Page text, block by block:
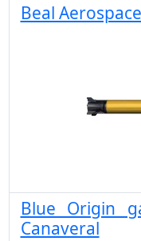
Beal Aerospace
Blue Origin
Canaveral